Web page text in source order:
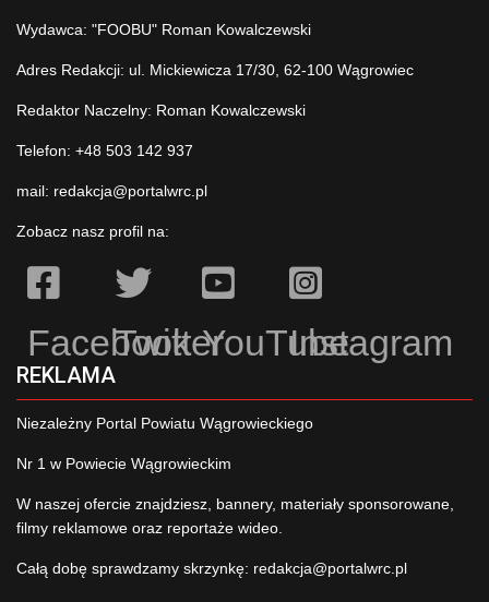
Wydawca: "FOOBU" Roman Kowalczewski
Adres Redakcji: ul. Mickiewicza 17/30, 62-100 Wągrowiec
Redaktor Naczelny: Roman Kowalczewski
Telefon: +48 503 142 937
mail: redakcja@portalwrc.pl
Zobacz nasz profil na:
Facebook
TwitterYouTubeInstagram
REKLAMA
Niezależny Portal Powiatu Wągrowieckiego
Nr 1 w Powiecie Wągrowieckim
W naszej ofercie znajdziesz, bannery, materiały sponsorowane,
filmy reklamowe oraz reportaże wideo.
Całą dobę sprawdzamy skrzynkę: redakcja@portalwrc.pl